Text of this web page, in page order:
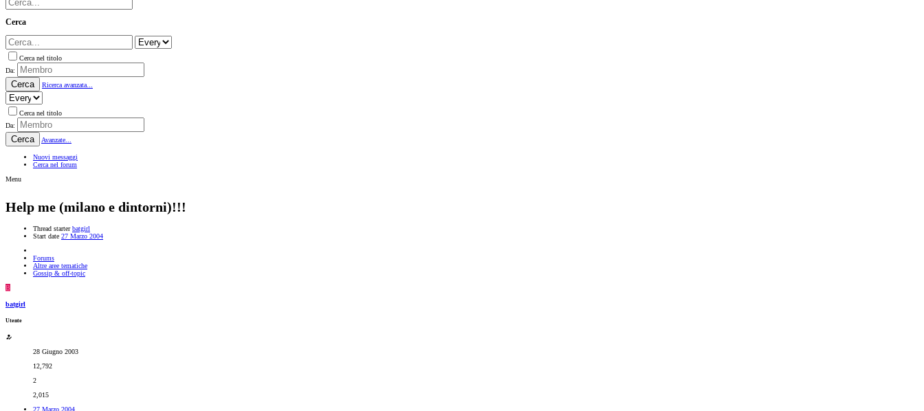
Cerca
Cerca nel titolo
Da:
Cerca Ricerca avanzata...
Cerca nel titolo
Da:
Cerca Avanzate...
Nuovi messaggi
Cerca nel forum
Menu
Help me (milano e dintorni)!!!
Thread starter batgirl
Start date 27 Marzo 2004
Forums
Altre aree tematiche
Gossip & off-topic
B
batgirl
Utente
28 Giugno 2003
12,792
2
2,015
27 Marzo 2004